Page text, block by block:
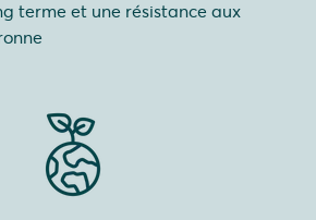
terme et une résistance aux